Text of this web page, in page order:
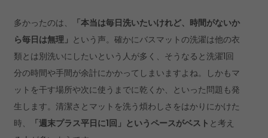
多かったのは、
「本当は毎日洗いたいけれど、時間がないか
ら毎日は無理」 という声。確かにバスマットの洗濯は他の衣
類とは別洗いにしたいという人が多く、そうなると洗濯1回
分の時間や手間が余計にかかってしまいますよね。しかもマ
ットを干す場所や次に使うまでに乾くか、といった問題も発
生します。清潔さとマットを洗う煩わしさをはかりにかけた
時、
「週末プラス平日に1回」というペースがベスト と考え